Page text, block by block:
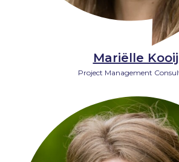
Mariëlle Kooij
Project Management